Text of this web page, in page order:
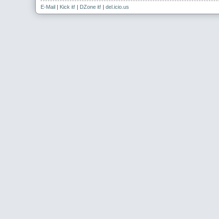
E-Mail | Kick it! | DZone it! | del.icio.us